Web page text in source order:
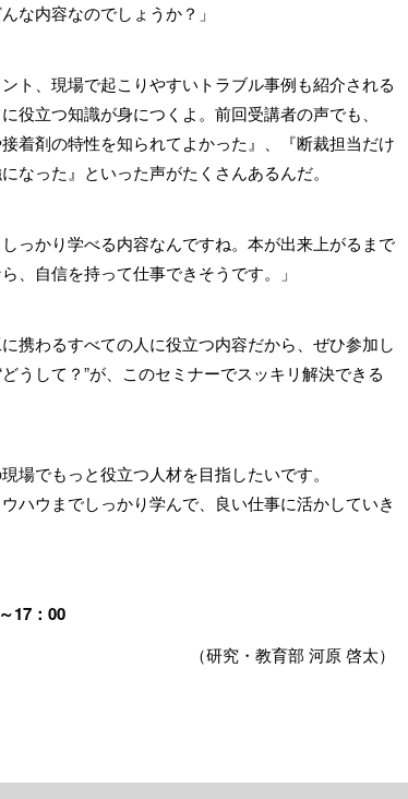
な内容なのでしょうか？」
ト、現場で起こりやすいトラブル事例も紹介される
役立つ知識が身につくよ。前回受講者の声でも、
着剤の特性を知られてよかった』、『断裁担当だけ
なった』といった声がたくさんあるんだ。
っかり学べる内容なんですね。本が出来上がるまで
、自信を持って仕事できそうです。」
携わるすべての人に役立つ内容だから、ぜひ参加し
うして？”が、このセミナーでスッキリ解決できる
場でもっと役立つ人材を目指したいです。
ハウまでしっかり学んで、良い仕事に活かしていき
17：00
（研究・教育部 河原 啓太）